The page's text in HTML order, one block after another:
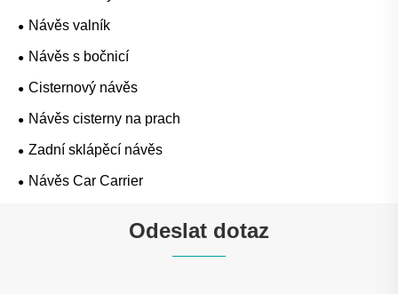
Návěs valník
Návěs s bočnicí
Cisternový návěs
Návěs cisterny na prach
Zadní sklápěcí návěs
Návěs Car Carrier
Odeslat dotaz